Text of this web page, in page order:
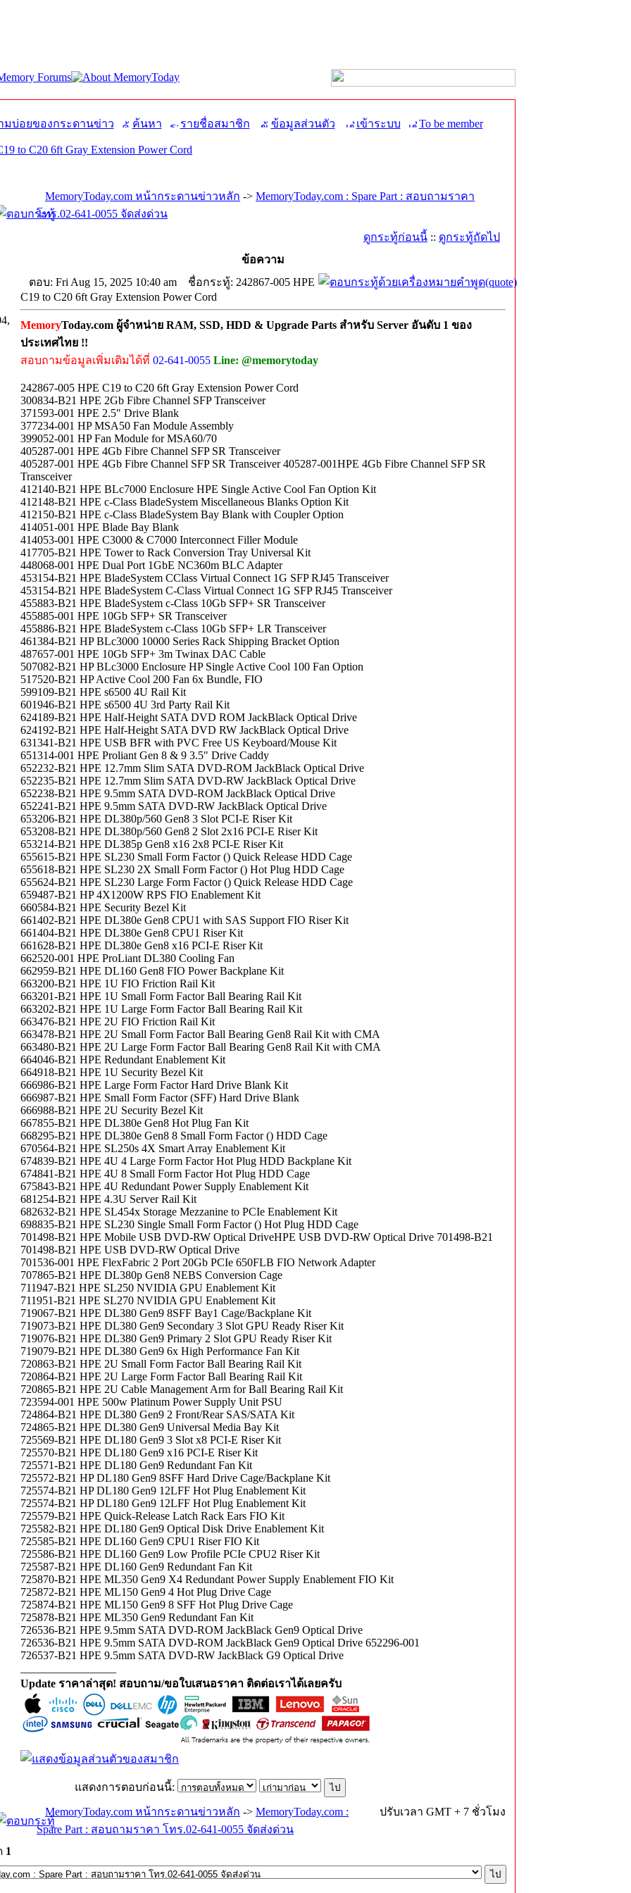
มบ่อยของกระดานข่าว ค้นหา รายชื่อสมาชิก ข้อมูลส่วนตัว เข้าระบบ To be member
to C20 6ft Gray Extension Power Cord
MemoryToday.com หน้ากระดานข่าวหลัก -> MemoryToday.com : Spare Part : สอบถามราคา
โทร.02-641-0055 จัดส่งด่วน
ดูกระทู้ก่อนนี้ :: ดูกระทู้ถัดไป
ข้อความ
ตอบ: Fri Aug 15, 2025 10:40 am
ชื่อกระทู้: 242867-005 HPE
C19 to C20 6ft Gray Extension Power Cord
MemoryToday.com ผู้จำหน่าย RAM, SSD, HDD & Upgrade Parts สำหรับ Server อันดับ 1 ของ
ประเทศไทย !!
สอบถามข้อมูลเพิ่มเติมได้ที่ 02-641-0055 Line: @memorytoday
242867-005 HPE C19 to C20 6ft Gray Extension Power Cord
300834-B21 HPE 2Gb Fibre Channel SFP Transceiver
371593-001 HPE 2.5" Drive Blank
377234-001 HP MSA50 Fan Module Assembly
399052-001 HP Fan Module for MSA60/70
405287-001 HPE 4Gb Fibre Channel SFP SR Transceiver
405287-001 HPE 4Gb Fibre Channel SFP SR Transceiver 405287-001HPE 4Gb Fibre Channel SFP SR
Transceiver
412140-B21 HPE BLc7000 Enclosure HPE Single Active Cool Fan Option Kit
412148-B21 HPE c-Class BladeSystem Miscellaneous Blanks Option Kit
412150-B21 HPE c-Class BladeSystem Bay Blank with Coupler Option
414051-001 HPE Blade Bay Blank
414053-001 HPE C3000 & C7000 Interconnect Filler Module
417705-B21 HPE Tower to Rack Conversion Tray Universal Kit
448068-001 HPE Dual Port 1GbE NC360m BLC Adapter
453154-B21 HPE BladeSystem CClass Virtual Connect 1G SFP RJ45 Transceiver
453154-B21 HPE BladeSystem C-Class Virtual Connect 1G SFP RJ45 Transceiver
455883-B21 HPE BladeSystem c-Class 10Gb SFP+ SR Transceiver
455885-001 HPE 10Gb SFP+ SR Transceiver
455886-B21 HPE BladeSystem c-Class 10Gb SFP+ LR Transceiver
461384-B21 HP BLc3000 10000 Series Rack Shipping Bracket Option
487657-001 HPE 10Gb SFP+ 3m Twinax DAC Cable
507082-B21 HP BLc3000 Enclosure HP Single Active Cool 100 Fan Option
517520-B21 HP Active Cool 200 Fan 6x Bundle, FIO
599109-B21 HPE s6500 4U Rail Kit
601946-B21 HPE s6500 4U 3rd Party Rail Kit
624189-B21 HPE Half-Height SATA DVD ROM JackBlack Optical Drive
624192-B21 HPE Half-Height SATA DVD RW JackBlack Optical Drive
631341-B21 HPE USB BFR with PVC Free US Keyboard/Mouse Kit
651314-001 HPE Proliant Gen 8 & 9 3.5" Drive Caddy
652232-B21 HPE 12.7mm Slim SATA DVD-ROM JackBlack Optical Drive
652235-B21 HPE 12.7mm Slim SATA DVD-RW JackBlack Optical Drive
652238-B21 HPE 9.5mm SATA DVD-ROM JackBlack Optical Drive
652241-B21 HPE 9.5mm SATA DVD-RW JackBlack Optical Drive
653206-B21 HPE DL380p/560 Gen8 3 Slot PCI-E Riser Kit
653208-B21 HPE DL380p/560 Gen8 2 Slot 2x16 PCI-E Riser Kit
653214-B21 HPE DL385p Gen8 x16 2x8 PCI-E Riser Kit
655615-B21 HPE SL230 Small Form Factor () Quick Release HDD Cage
655618-B21 HPE SL230 2X Small Form Factor () Hot Plug HDD Cage
655624-B21 HPE SL230 Large Form Factor () Quick Release HDD Cage
659487-B21 HP 4X1200W RPS FIO Enablement Kit
660584-B21 HPE Security Bezel Kit
661402-B21 HPE DL380e Gen8 CPU1 with SAS Support FIO Riser Kit
661404-B21 HPE DL380e Gen8 CPU1 Riser Kit
661628-B21 HPE DL380e Gen8 x16 PCI-E Riser Kit
662520-001 HPE ProLiant DL380 Cooling Fan
662959-B21 HPE DL160 Gen8 FIO Power Backplane Kit
663200-B21 HPE 1U FIO Friction Rail Kit
663201-B21 HPE 1U Small Form Factor Ball Bearing Rail Kit
663202-B21 HPE 1U Large Form Factor Ball Bearing Rail Kit
663476-B21 HPE 2U FIO Friction Rail Kit
663478-B21 HPE 2U Small Form Factor Ball Bearing Gen8 Rail Kit with CMA
663480-B21 HPE 2U Large Form Factor Ball Bearing Gen8 Rail Kit with CMA
664046-B21 HPE Redundant Enablement Kit
664918-B21 HPE 1U Security Bezel Kit
666986-B21 HPE Large Form Factor Hard Drive Blank Kit
666987-B21 HPE Small Form Factor (SFF) Hard Drive Blank
666988-B21 HPE 2U Security Bezel Kit
667855-B21 HPE DL380e Gen8 Hot Plug Fan Kit
668295-B21 HPE DL380e Gen8 8 Small Form Factor () HDD Cage
670564-B21 HPE SL250s 4X Smart Array Enablement Kit
674839-B21 HPE 4U 4 Large Form Factor Hot Plug HDD Backplane Kit
674841-B21 HPE 4U 8 Small Form Factor Hot Plug HDD Cage
675843-B21 HPE 4U Redundant Power Supply Enablement Kit
681254-B21 HPE 4.3U Server Rail Kit
682632-B21 HPE SL454x Storage Mezzanine to PCIe Enablement Kit
698835-B21 HPE SL230 Single Small Form Factor () Hot Plug HDD Cage
701498-B21 HPE Mobile USB DVD-RW Optical DriveHPE USB DVD-RW Optical Drive 701498-B21
701498-B21 HPE USB DVD-RW Optical Drive
701536-001 HPE FlexFabric 2 Port 20Gb PCIe 650FLB FIO Network Adapter
707865-B21 HPE DL380p Gen8 NEBS Conversion Cage
711947-B21 HPE SL250 NVIDIA GPU Enablement Kit
711951-B21 HPE SL270 NVIDIA GPU Enablement Kit
719067-B21 HPE DL380 Gen9 8SFF Bay1 Cage/Backplane Kit
719073-B21 HPE DL380 Gen9 Secondary 3 Slot GPU Ready Riser Kit
719076-B21 HPE DL380 Gen9 Primary 2 Slot GPU Ready Riser Kit
719079-B21 HPE DL380 Gen9 6x High Performance Fan Kit
720863-B21 HPE 2U Small Form Factor Ball Bearing Rail Kit
720864-B21 HPE 2U Large Form Factor Ball Bearing Rail Kit
720865-B21 HPE 2U Cable Management Arm for Ball Bearing Rail Kit
723594-001 HPE 500w Platinum Power Supply Unit PSU
724864-B21 HPE DL380 Gen9 2 Front/Rear SAS/SATA Kit
724865-B21 HPE DL380 Gen9 Universal Media Bay Kit
725569-B21 HPE DL180 Gen9 3 Slot x8 PCI-E Riser Kit
725570-B21 HPE DL180 Gen9 x16 PCI-E Riser Kit
725571-B21 HPE DL180 Gen9 Redundant Fan Kit
725572-B21 HP DL180 Gen9 8SFF Hard Drive Cage/Backplane Kit
725574-B21 HP DL180 Gen9 12LFF Hot Plug Enablement Kit
725574-B21 HP DL180 Gen9 12LFF Hot Plug Enablement Kit
725579-B21 HPE Quick-Release Latch Rack Ears FIO Kit
725582-B21 HPE DL180 Gen9 Optical Disk Drive Enablement Kit
725585-B21 HPE DL160 Gen9 CPU1 Riser FIO Kit
725586-B21 HPE DL160 Gen9 Low Profile PCIe CPU2 Riser Kit
725587-B21 HPE DL160 Gen9 Redundant Fan Kit
725870-B21 HPE ML350 Gen9 X4 Redundant Power Supply Enablement FIO Kit
725872-B21 HPE ML150 Gen9 4 Hot Plug Drive Cage
725874-B21 HPE ML150 Gen9 8 SFF Hot Plug Drive Cage
725878-B21 HPE ML350 Gen9 Redundant Fan Kit
726536-B21 HPE 9.5mm SATA DVD-ROM JackBlack Gen9 Optical Drive
726536-B21 HPE 9.5mm SATA DVD-ROM JackBlack Gen9 Optical Drive 652296-001
726537-B21 HPE 9.5mm SATA DVD-RW JackBlack G9 Optical Drive
Update ราคาล่าสุด! สอบถาม/ขอใบเสนอราคา ติดต่อเราได้เลยครับ
แสดงการตอบก่อนนี้:
MemoryToday.com หน้ากระดานข่าวหลัก -> MemoryToday.com :
Spare Part : สอบถามราคา โทร.02-641-0055 จัดส่งด่วน
ปรับเวลา GMT + 7 ชั่วโมง
1